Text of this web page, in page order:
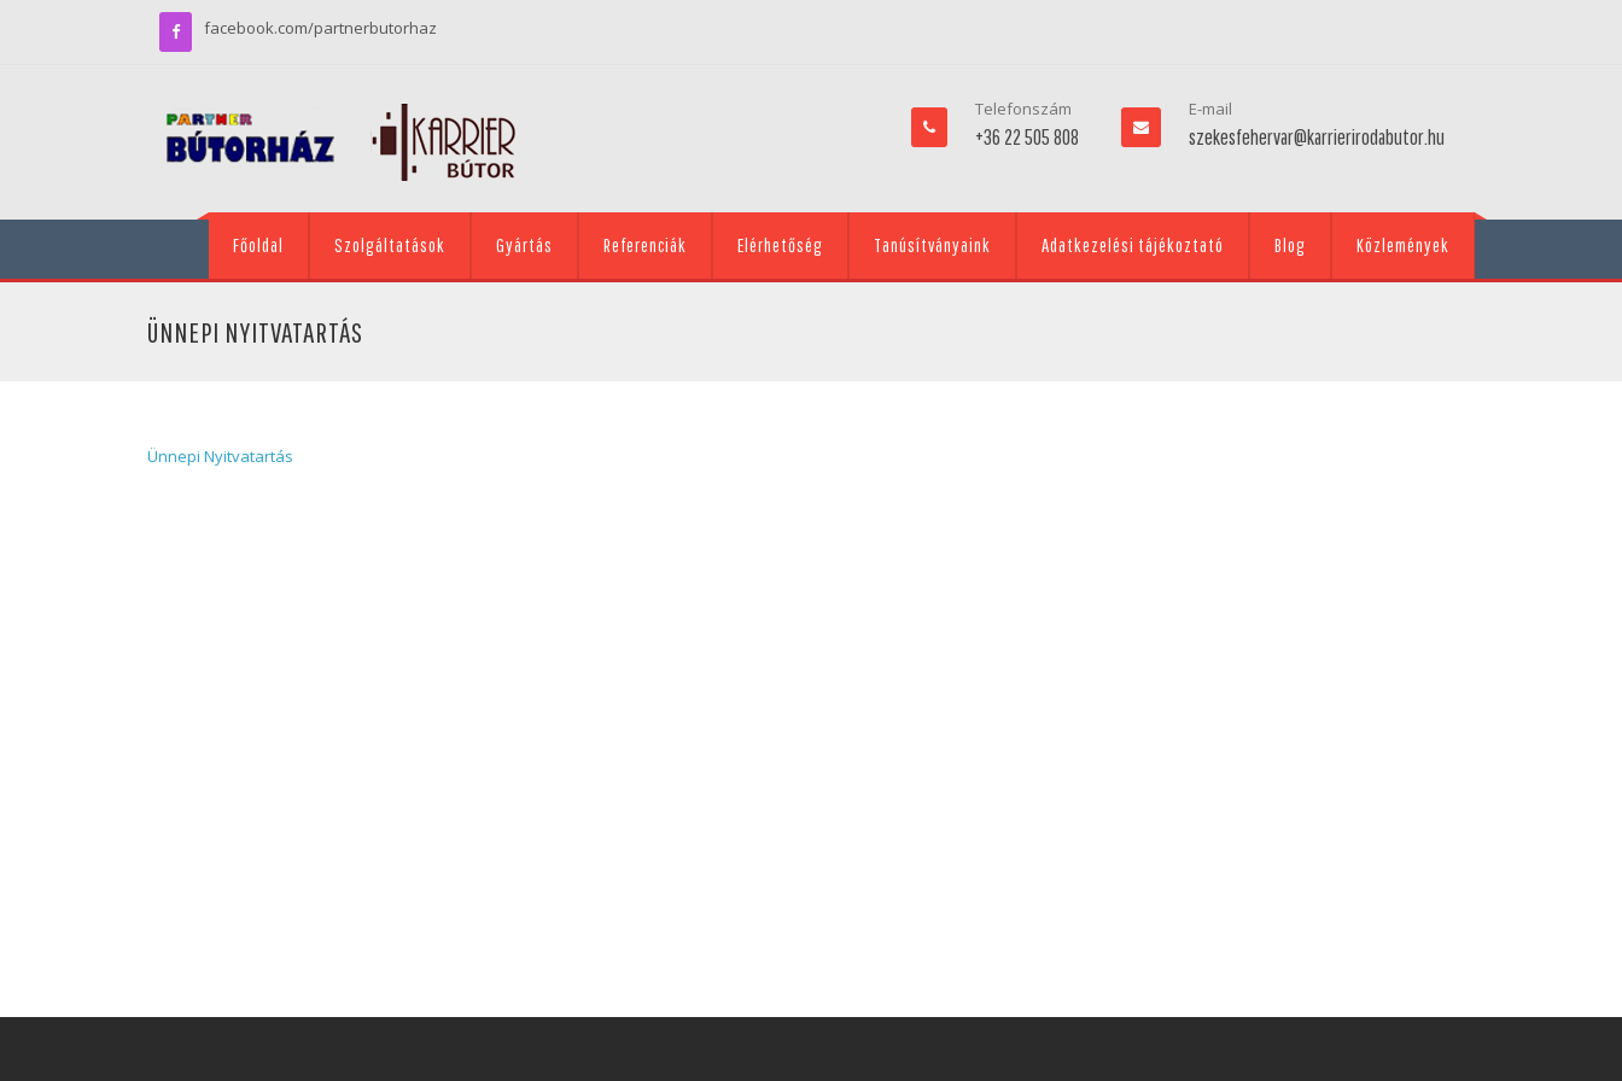
facebook.com/partnerbutorhaz
Telefonszám
+36 22 505 808
E-mail
szekesfehervar@karrierirodabutor.hu
Főoldal Szolgáltatások Gyártás Referenciák Elérhetőség Tanúsítványaink Adatkezelési tájékoztató Blog Közlemények
ÜNNEPI NYITVATARTÁS
Ünnepi Nyitvatartás